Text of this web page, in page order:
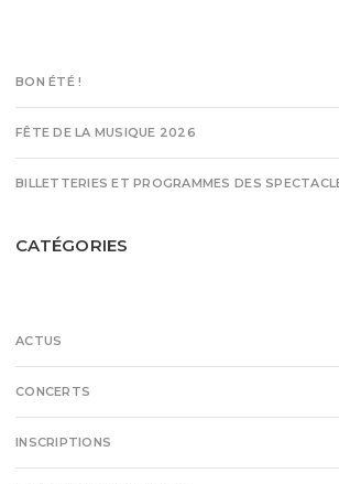
BON ÉTÉ !
FÊTE DE LA MUSIQUE 2026
BILLETTERIES ET PROGRAMMES DES
CATÉGORIES
ACTUS
CONCERTS
INSCRIPTIONS